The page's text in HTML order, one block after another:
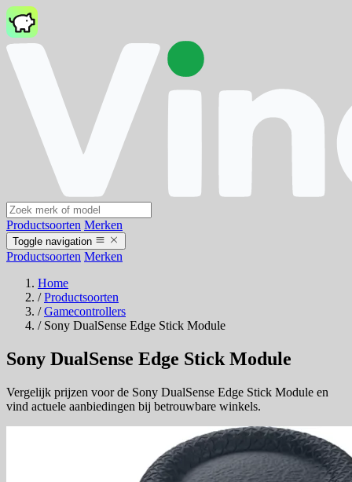
Productsoorten Merken
Toggle navigation
Productsoorten Merken
Home
/ Productsoorten
/ Gamecontrollers
/ Sony DualSense Edge Stick Module
Sony DualSense Edge Stick Module
Vergelijk prijzen voor de Sony DualSense Edge Stick Module en
vind actuele aanbiedingen bij betrouwbare winkels.